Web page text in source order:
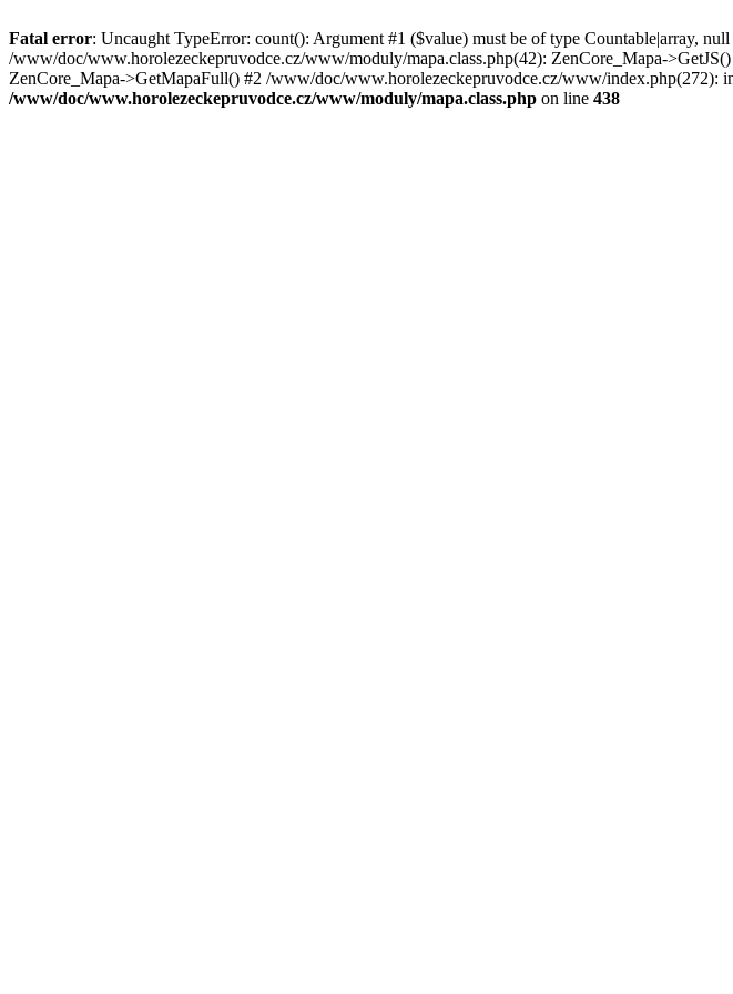
Fatal error: Uncaught TypeError: count(): Argument #1 ($value) must be of type Countable|array,
/www/doc/www.horolezeckepruvodce.cz/www/moduly/mapa.class.php(42): ZenCore_Mapa-
ZenCore_Mapa->GetMapaFull() #2 /www/doc/www.horolezeckepruvodce.cz/www/
/www/doc/www.horolezeckepruvodce.cz/www/moduly/mapa.class.php on line 438